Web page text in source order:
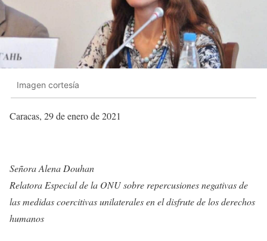
Imagen cortesía
Caracas, 29 de enero de 2021
Señora Alena Douhan
Relatora Especial de la ONU sobre repercusiones negativas de
las medidas coercitivas unilaterales en el disfrute de los derechos
humanos